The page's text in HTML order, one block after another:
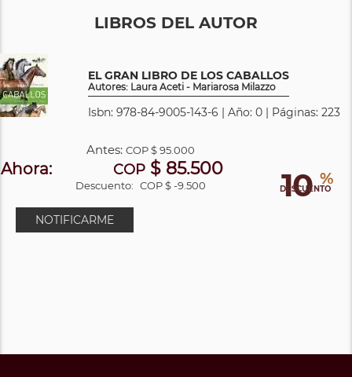
LIBROS DEL AUTOR
EL GRAN LIBRO DE LOS CABALLOS
Autores: Laura Aceti - Mariarosa Milazzo
Isbn: 978-84-9005-143-6 | Año: 0 | Páginas: 223
10 %
DESCUENTO
Antes:COP$ 95.000
Ahora: COP $ 85.500
Descuento: COP $ -9.500
NOTIFICARME